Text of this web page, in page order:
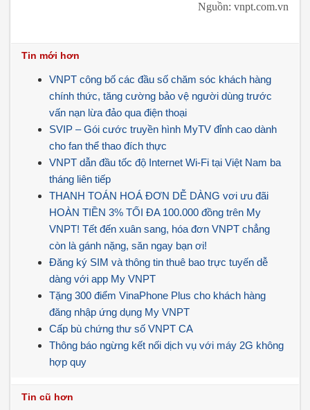
Nguồn: vnpt.com.vn
Tin mới hơn
VNPT công bố các đầu số chăm sóc khách hàng
chính thức, tăng cường bảo vệ người dùng trước
vấn nạn lừa đảo qua điện thoại
SVIP – Gói cước truyền hình MyTV đỉnh cao dành
cho fan thể thao đích thực
VNPT dẫn đầu tốc độ Internet Wi-Fi tại Việt Nam ba
tháng liên tiếp
THANH TOÁN HOÁ ĐƠN DỄ DÀNG vơi ưu đãi
HOÀN TIỀN 3% TỐI ĐA 100.000 đồng trên My
VNPT! Tết đến xuân sang, hóa đơn VNPT chẳng
còn là gánh nặng, săn ngay bạn ơi!
Đăng ký SIM và thông tin thuê bao trực tuyến dễ
dàng với app My VNPT
Tặng 300 điểm VinaPhone Plus cho khách hàng
đăng nhập ứng dụng My VNPT
Cấp bù chứng thư số VNPT CA
Thông báo ngừng kết nối dịch vụ với máy 2G không
hợp quy
Tin cũ hơn